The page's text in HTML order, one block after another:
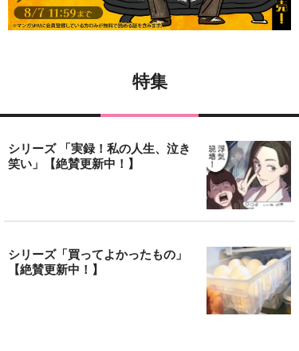
特集
シリーズ 「実録！私の人生、泣き
笑い」【絶賛更新中！】
シリーズ「買ってよかったもの」
【絶賛更新中！】